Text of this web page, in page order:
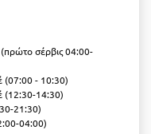
σέρβις 04:00-
(07:00 - 10:30)
(12:30-14:30)
21:30)
04:00)